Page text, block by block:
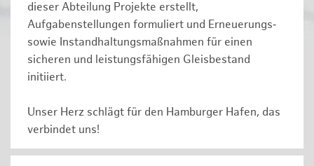
dieser Abteilung Projekte erstellt,
Aufgabenstellungen formuliert und Erneuerungs‑
sowie Instandhaltungsmaßnahmen für einen
sicheren und leistungsfähigen Gleisbestand
initiiert.
Unser Herz schlägt für den Hamburger Hafen, das
verbindet uns!